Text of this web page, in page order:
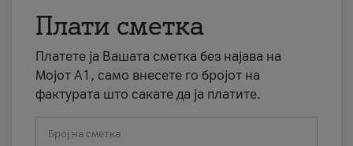
Плати сметка
Платете ја Вашата сметка без најава на
Мојот А1, само внесете го бројот на
фактурата што сакате да ја платите.
Број на сметка